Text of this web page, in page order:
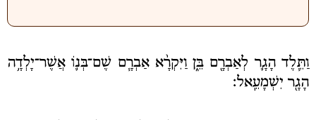
וַתֵּ֧לֶד הָגָ֛ר לְאַבְרָ֖ם בֵּ֑ן וַיִּקְרָ֨א אַבְרָ֧ם שֶׁם־בְּנ֛וֹ אֲשֶׁר־יָלְדָ֥ה
הָגָ֖ר יִשְׁמָעֵֽאל׃